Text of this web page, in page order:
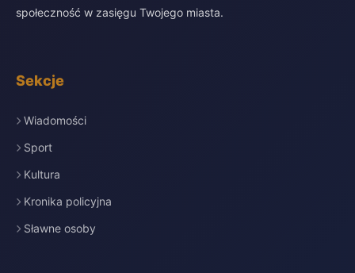
społeczność w zasięgu Twojego miasta.
Sekcje
Wiadomości
Sport
Kultura
Kronika policyjna
Sławne osoby